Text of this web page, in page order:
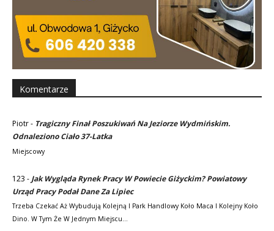
Komentarze
Piotr- Tragiczny Finał Poszukiwań Na Jeziorze Wydmińskim.
Odnaleziono Ciało 37-Latka
Miejscowy
123 - Jak Wygląda Rynek Pracy W Powiecie Giżyckim? Powiatowy
Urząd Pracy Podał Dane Za Lipiec
Trzeba Czekać Aż Wybudują Kolejną I Park Handlowy Koło Maca I Kolejny Koło
Dino. W Tym Że W Jednym Miejscu…